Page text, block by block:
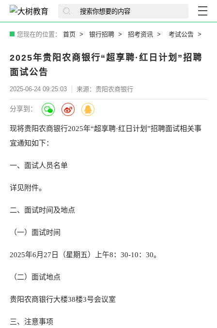
您现在的位置： 首页 银行招聘 招考资讯 考试公告
2025年贵阳农商银行“超享聘·红日计划”招聘
面试公告
2025-06-24 09:25:03 来源：贵阳农商银行
分享到：
现将贵阳农商银行2025年“超享聘·红日计划”招聘面试相关事
宜通知如下：
一、面试人员名单
详见附件。
二、面试时间及地点
（一）面试时间
2025年6月27日（星期五）上午8：30-10：30。
（二）面试地点
贵阳农商银行大楼38楼3号会议室
三、注意事项